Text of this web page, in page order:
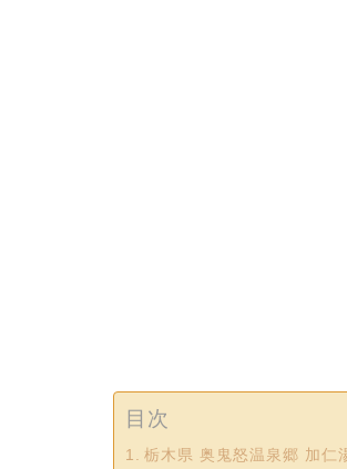
目次
栃木県 奥鬼怒温泉郷 加仁